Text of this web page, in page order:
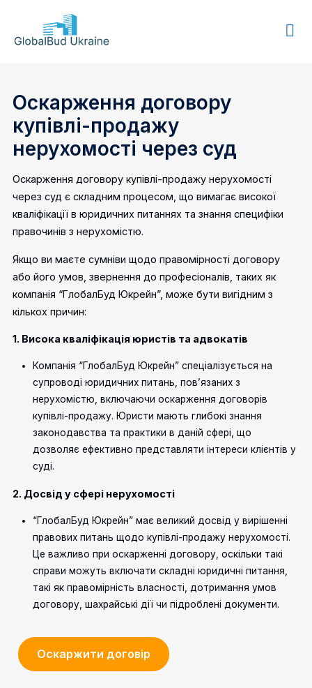
GLOBALBUD
Оскарження договору
купівлі-продажу
нерухомості через суд
Оскарження договору купівлі-продажу нерухомості
через суд є складним процесом, що вимагає високої
кваліфікації в юридичних питаннях та знання специфіки
правочинів з нерухомістю.
Якщо ви маєте сумніви щодо правомірності договору
або його умов, звернення до професіоналів, таких як
компанія “ГлобалБуд Юкрейн”, може бути вигідним з
кількох причин:
1. Висока кваліфікація юристів та адвокатів
Компанія “ГлобалБуд Юкрейн” спеціалізується на
супроводі юридичних питань, пов’язаних з
нерухомістю, включаючи оскарження договорів
купівлі-продажу. Юристи мають глибокі знання
законодавства та практики в даній сфері, що
дозволяє ефективно представляти інтереси клієнтів у
суді.
2. Досвід у сфері нерухомості
“ГлобалБуд Юкрейн” має великий досвід у вирішенні
правових питань щодо купівлі-продажу нерухомості.
Це важливо при оскарженні договору, оскільки такі
справи можуть включати складні юридичні питання,
такі як правомірність власності, дотримання умов
договору, шахрайські дії чи підроблені документи.
Оскаржити договір